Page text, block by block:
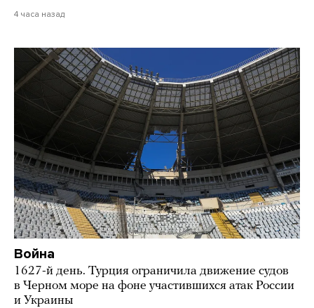
4 часа назад
Война
1627-й день. Турция ограничила движение судов
в Черном море на фоне участившихся атак России
и Украины